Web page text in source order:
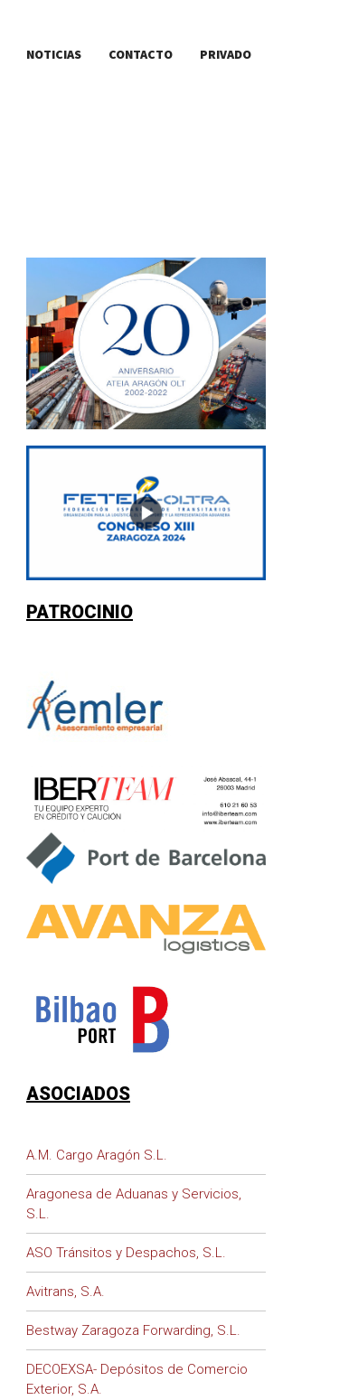
NOTICIAS CONTACTO PRIVADO
PATROCINIO
ASOCIADOS
A.M. Cargo Aragón S.L.
Aragonesa de Aduanas y Servicios,
S.L.
ASO Tránsitos y Despachos, S.L.
Avitrans, S.A.
Bestway Zaragoza Forwarding, S.L.
DECOEXSA- Depósitos de Comercio
Exterior, S.A.